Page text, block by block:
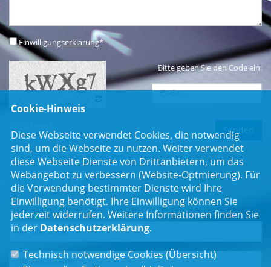
Einwilligungserklärung*
Bitte geben Sie den Code ein:
Newsletter
Erhalten Sie Neuigkeiten aus dem Landtag und der Region.
Cookie-Hinweis
Diese Webseite verwendet Cookies, die notwendig
sind, um die Webseite zu nutzen. Weiter verwendet
diese Webseite Dienste von Drittanbietern, um das
Webangebot zu verbessern (Website-Optmierung). Für
die Verwendung bestimmter Dienste wird Ihre
Einwilligung benötigt. Ihre Einwilligung können Sie
jederzeit widerrufen. Weitere Informationen finden Sie
in der Datenschutzerklärung.
Technisch notwendige Cookies (Übersicht)